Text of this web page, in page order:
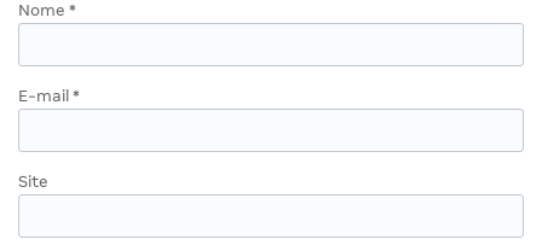
Nome *
E-mail *
Site